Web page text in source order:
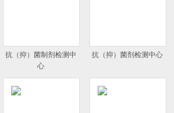
抗（抑）菌制剂检测中
心
抗（抑）菌剂检测中心